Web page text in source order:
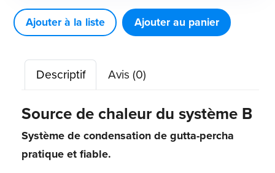
de
chaleur
du
Système
Ajouter à la liste Ajouter au panier
Descriptif Avis (0)
Source de chaleur du système B
Système de condensation de gutta-percha
pratique et fiable.